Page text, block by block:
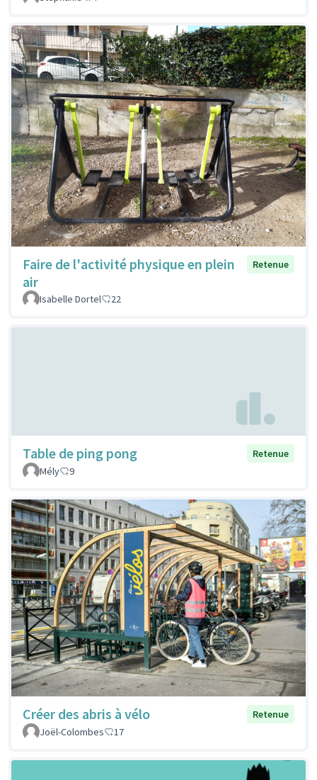
Faire de l'activité physique en plein
air
Retenue
Isabelle Dortel 22
Table de ping pong
Retenue
Mély
9
Créer des abris à vélo
Retenue
Joël-Colombes
17